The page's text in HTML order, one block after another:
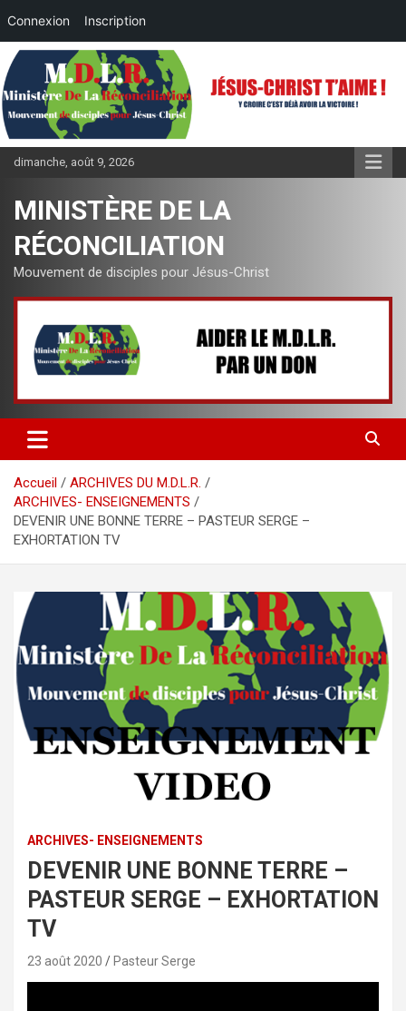
Connexion Inscription
Aller
au
contenu
dimanche, août 9, 2026
MINISTÈRE DE LA
RÉCONCILIATION
Mouvement de disciples pour Jésus-Christ
Accueil
ARCHIVES DU M.D.L.R.
ARCHIVES- ENSEIGNEMENTS
DEVENIR UNE BONNE TERRE – PASTEUR SERGE –
EXHORTATION TV
ARCHIVES- ENSEIGNEMENTS
DEVENIR UNE BONNE TERRE –
PASTEUR SERGE – EXHORTATION
TV
23 août 2020 Pasteur Serge